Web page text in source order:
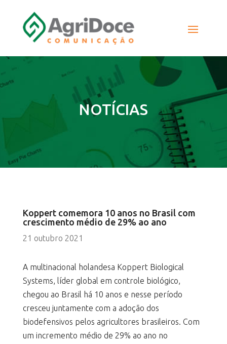
NOTÍCIAS
Koppert comemora 10 anos no Brasil com
crescimento médio de 29% ao ano
21 outubro 2021
A multinacional holandesa Koppert Biological
Systems, líder global em controle biológico,
chegou ao Brasil há 10 anos e nesse período
cresceu juntamente com a adoção dos
biodefensivos pelos agricultores brasileiros. Com
um incremento médio de 29% ao ano no